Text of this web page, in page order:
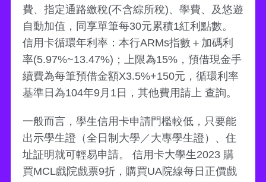
費、指定通路繳稅(不含綜所稅)、學費、及悠遊
自動加值，同享單筆每30元累積1紅利點數。
信用卡循環年利率：本行ARMs指數＋加碼利
率(5.97%~13.47%)；上限為15%，預借現金手
續費為每筆預借金額X3.5%+150元，循環利率
基準日為104年9月1日，其他費用請上 查詢。
一般而言，學生信用卡申請門檻較低，只要能
出示學生證（全日制大學／大專學生證）、住
址証明就可輕易申請。 信用卡大學生2023 購
買MCL戲院戲票9折，購買UA院線每日正價戲